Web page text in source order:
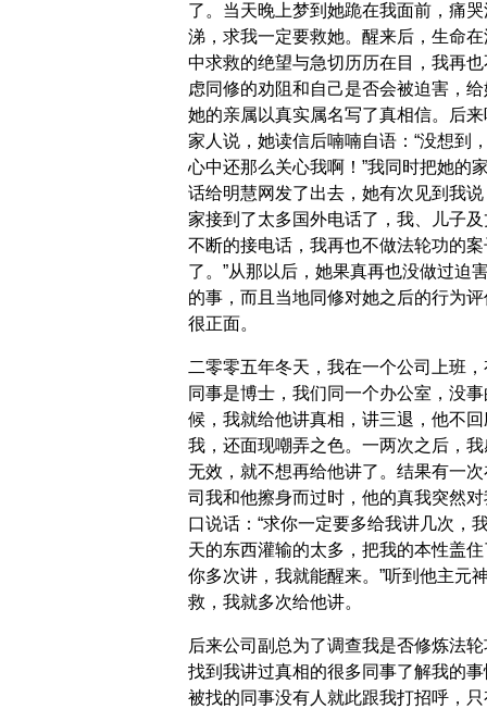
了。当天晚上梦到她跪在我面前，痛哭
涕，求我一定要救她。醒来后，生命在
中求救的绝望与急切历历在目，我再也
虑同修的劝阻和自己是否会被迫害，
她的亲属以真实属名写了真相信。后来
家人说，她读信后喃喃自语：“没想到
心中还那么关心我啊！”我同时把她的
话给明慧网发了出去，她有次见到我说
家接到了太多国外电话了，我、儿子及
不断的接电话，我再也不做法轮功的案
了。”从那以后，她果真再也没做过迫
的事，而且当地同修对她之后的行为评
很正面。
二零零五年冬天，我在一个公司上班
同事是博士，我们同一个办公室，没
候，我就给他讲真相，讲三退，他不回
我，还面现嘲弄之色。一两次之后，我
无效，就不想再给他讲了。结果有一次
司我和他擦身而过时，他的真我突然对
口说话：“求你一定要多给我讲几次，
天的东西灌输的太多，把我的本性盖住
你多次讲，我就能醒来。”听到他主元
救，我就多次给他讲。
后来公司副总为了调查我是否修炼法
找到我讲过真相的很多同事了解我的事
被找的同事没有人就此跟我打招呼，只